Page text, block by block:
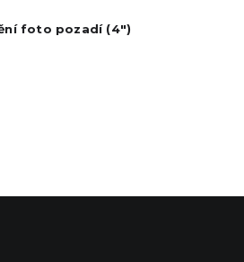
upevnění foto pozadí (9")